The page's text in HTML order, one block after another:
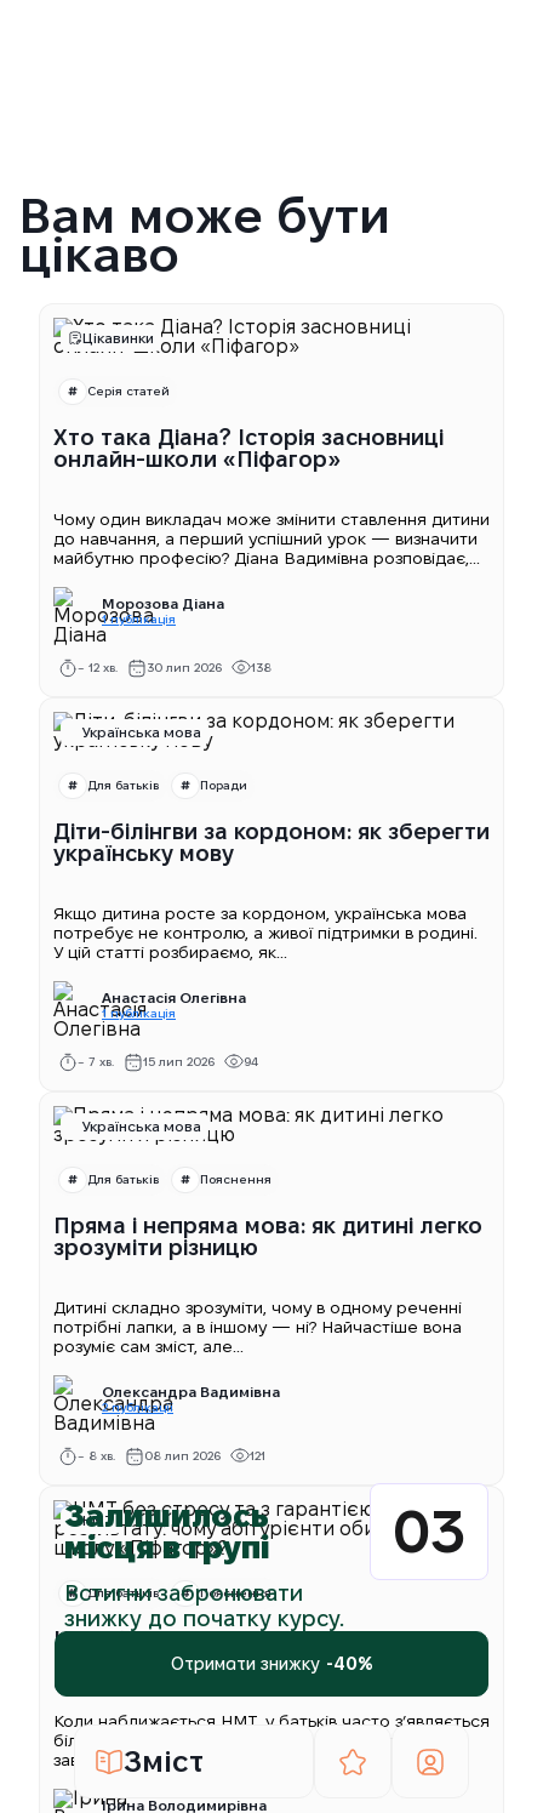
03
Залишилось
місця в групі
Встигни забронювати
знижку до початку курсу.
Отримати знижку -40%
Зміст
Вам може бути
цікаво
Цікавинки
Серія статей
Хто така Діана? Історія засновниці
онлайн-школи «Піфагор»
Чому один викладач може змінити ставлення дитини
до навчання, а перший успішний урок — визначити
майбутню професію? Діана Вадимівна розповідає,...
Морозова Діана
1 публікація
~ 12 хв. 30 лип 2026 138
Українська мова
Для батьків Поради
Діти-білінгви за кордоном: як зберегти
українську мову
Якщо дитина росте за кордоном, українська мова
потребує не контролю, а живої підтримки в родині.
У цій статті розбираємо, як...
Анастасія Олегівна
1 публікація
~ 7 хв. 15 лип 2026 94
Українська мова
Для батьків Пояснення
Пряма і непряма мова: як дитині легко
зрозуміти різницю
Дитині складно зрозуміти, чому в одному реченні
потрібні лапки, а в іншому — ні? Найчастіше вона
розуміє сам зміст, але...
Олександра Вадимівна
2 публікації
~ 8 хв. 08 лип 2026 121
НМТ
Для батьків Пояснення
НМТ без стресу та з гарантією
результату: чому абітурієнти
обирають школу «Піфагор»?
Коли наближається НМТ, у батьків часто з’являється
більше хвилювання: учень відкладає складні теми,
завдання накопичуються, а з чого почати —...
Ірина Володимирівна